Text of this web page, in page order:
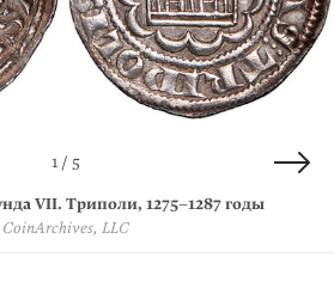
1 / 5
VII. Триполи, 1275–1287годы
CoinArchives, LLC
2 / 5
VIII. Византия,1025–1028
CoinArchives, LLC
3 / 5
королевства.1187–1250годы
GmbH & Co. / NumisBids, LLC
4 / 5
королевства. 1230 год
The British Museum
5 / 5
крестоносцами в 1204 году.
из манускрипта «Chroniques